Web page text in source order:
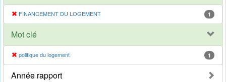
FINANCEMENT DU LOGEMENT 1
Mot clé
politique du logement 1
Année rapport